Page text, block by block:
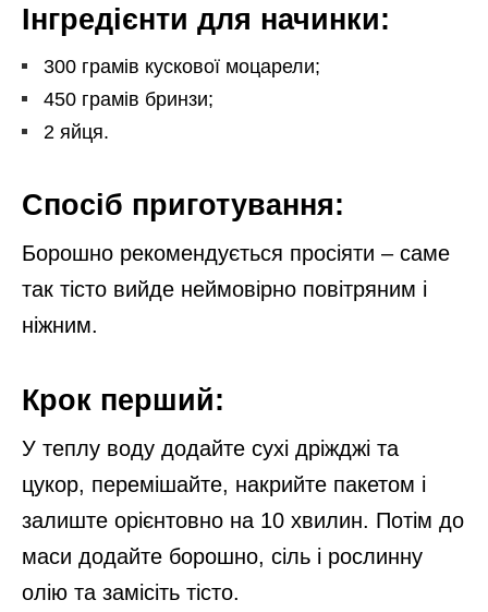
Інгредієнти для начинки:
300 грамів кускової моцарели;
450 грамів бринзи;
2 яйця.
Спосіб приготування:
Борошно рекомендується просіяти – саме
так тісто вийде неймовірно повітряним і
ніжним.
Крок перший:
У теплу воду додайте сухі дріжджі та
цукор, перемішайте, накрийте пакетом і
залиште орієнтовно на 10 хвилин. Потім до
маси додайте борошно, сіль і рослинну
олію та замісіть тісто.